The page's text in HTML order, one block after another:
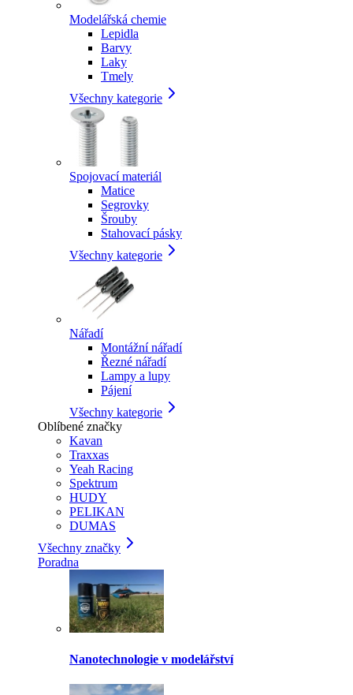
Modelářská chemie
Lepidla
Barvy
Laky
Tmely
Všechny kategorie
Spojovací materiál
Matice
Segrovky
Šrouby
Stahovací pásky
Všechny kategorie
Nářadí
Montážní nářadí
Řezné nářadí
Lampy a lupy
Pájení
Všechny kategorie
Oblíbené značky
Kavan
Traxxas
Yeah Racing
Spektrum
HUDY
PELIKAN
DUMAS
Všechny značky
Poradna
Nanotechnologie v modelářství